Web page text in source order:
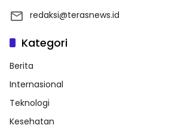
redaksi@terasnews.id
Kategori
Berita
Internasional
Teknologi
Kesehatan